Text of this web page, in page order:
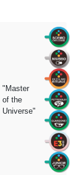
"Master
of the
Universe"